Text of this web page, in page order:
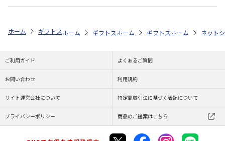
ホーム ギフトストア お中元・夏ギフト特集 2026 おすすめ ご当地
ホーム ギフトストア お中元・夏ギフト特集 2026
ホーム ギフトストア お中元・
ホーム ネット
ご利用ガイド よくあるご質問
お問い合わせ 利用規約
サイト運営会社について 特定商取引法に基づく表記について
プライバシーポリシー 商品のご提案はこちら